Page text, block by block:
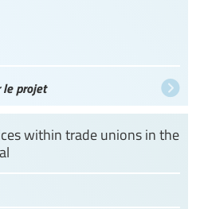
le projet
within trade unions in the